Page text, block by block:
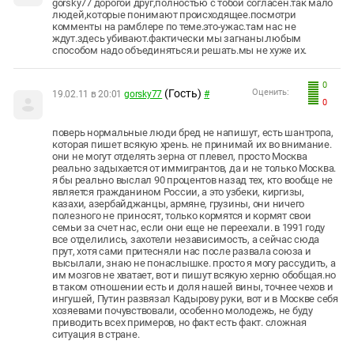
gorsky77 дорогой друг,полностью с тобой согласен.так мало
людей,которые понимают происходящее.посмотри
комменты на рамблере по теме.это-ужас.там нас не
ждут.здесь убивают.фактически мы загнаны.любым
способом надо объединяться.и решать.мы не хуже их.
0
0
Оценить:
19.02.11 в 20:01 gorsky77 (Гость) #
поверь нормальные люди бред не напишут, есть шантропа,
которая пишет всякую хрень. не принимай их во внимание.
они не могут отделять зерна от плевел, просто Москва
реально задыхается от иммигрантов, да и не только Москва.
я бы реально выслал 90 процентов назад тех, кто вообще не
является гражданином России, а это узбеки, киргизы,
казахи, азербайджанцы, армяне, грузины, они ничего
полезного не приносят, только кормятся и кормят свои
семьи за счет нас, если они еще не переехали. в 1991 году
все отделились, захотели независимость, а сейчас сюда
прут, хотя сами притесняли нас после развала союза и
высылали, знаю не понаслышке. просто я могу рассудить, а
им мозгов не хватает, вот и пишут всякую херню обобщая.но
в таком отношении есть и доля нашей вины, точнее чехов и
ингушей, Путин развязал Кадырову руки, вот и в Москве себя
хозяевами почувствовали, особенно молодежь, не буду
приводить всех примеров, но факт есть факт. сложная
ситуация в стране.